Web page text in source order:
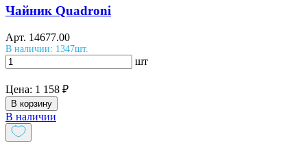
Чайник Quadroni
Арт. 14677.00
В наличии: 1347шт.
шт
Цена: 1 158 ₽
В корзину
В наличии